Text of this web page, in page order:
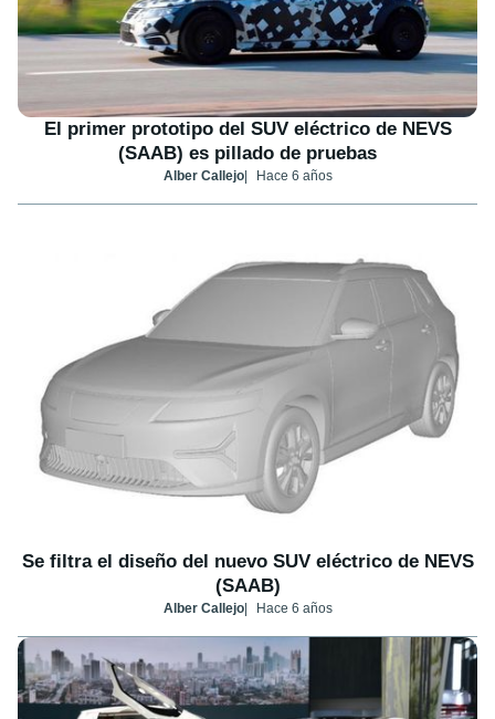
El primer prototipo del SUV eléctrico de NEVS
(SAAB) es pillado de pruebas
Alber Callejo Hace 6 años
Se filtra el diseño del nuevo SUV eléctrico de NEVS
(SAAB)
Alber Callejo Hace 6 años